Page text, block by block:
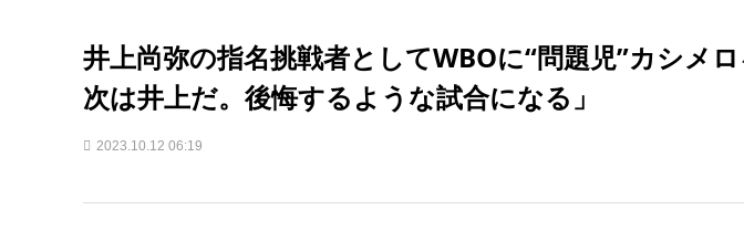
井上尚弥の指名挑戦者としてWBOに“問題児”カシメ
次は井上だ。後悔するような試合になる」
2023.10.12 06:19